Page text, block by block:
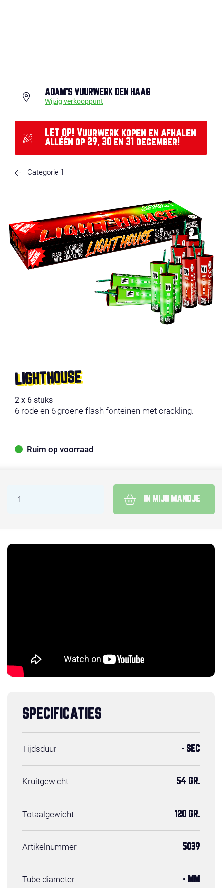
ADAM'S VUURWERK DEN HAAG
Wijzig verkooppunt
LET OP! Vuurwerk kopen en afhalen
alléén op 29, 30 en 31 december!
Categorie 1
LIGHTHOUSE
2 x 6 stuks
6 rode en 6 groene flash fonteinen met crackling.
Ruim op voorraad
IN MIJN MANDJE
SPECIFICATIES
Tijdsduur - SEC
Kruitgewicht 54 GR.
Totaalgewicht 120 GR.
Artikelnummer 5039
Tube diameter - MM